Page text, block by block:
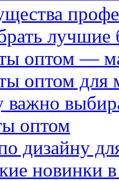
оптом —
оптом для
оптом
дизайну
новинки